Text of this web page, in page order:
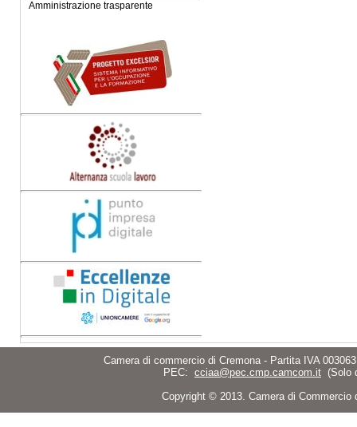
Amministrazione trasparente
Camera di commercio di Cremona - Partita IVA
PEC: cciaa@pec.cmp.camcom.it (Solo
Copyright © 2013. Camera di